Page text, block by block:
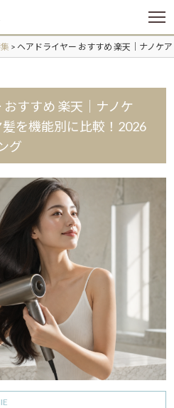
メ
ュ
ー
> ヘアドライヤー おすすめ 楽天｜ナノケ
すすめ 楽天｜ナノケ
を機能別に比較！2026
グ